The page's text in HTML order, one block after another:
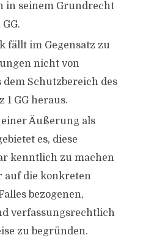
in seinem Grundrecht
fällt im Gegensatz zu
nicht von
Schutzbereich des
1 GG heraus.
einer Äußerung als
es, diese
kenntlich zu machen
auf die konkreten
bezogenen,
verfassungsrechtlich
zu begründen.